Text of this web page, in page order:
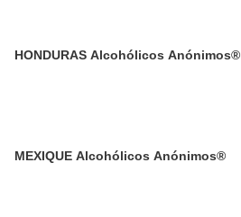
HONDURAS Alcohólicos Anónimos®
MEXIQUE Alcohólicos Anónimos®